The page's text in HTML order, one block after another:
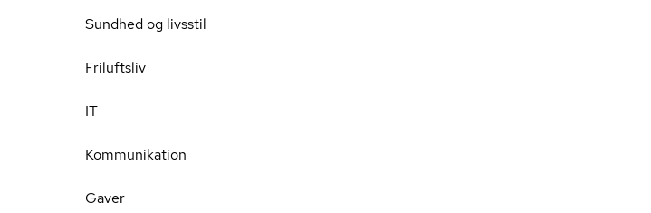
Sundhed og livsstil
Friluftsliv
IT
Kommunikation
Gaver